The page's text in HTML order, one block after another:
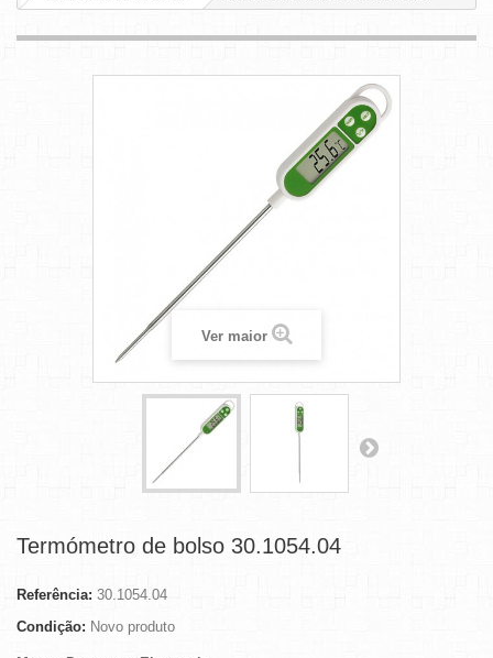
Ver maior
Termómetro de bolso 30.1054.04
Referência: 30.1054.04
Condição: Novo produto